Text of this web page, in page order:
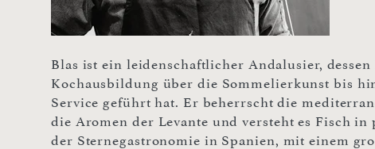
Blas ist ein leidenschaftlicher Andalusier,
Kochausbildung über die Sommelierkunst bis
Service geführt hat. Er beherrscht die
die Aromen der Levante und versteht es Fisch
der Sternegastronomie in Spanien, mit einem